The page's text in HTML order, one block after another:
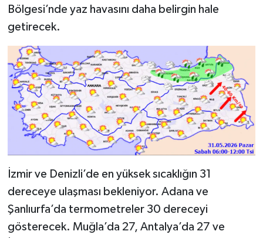
Bölgesi’nde yaz havasını daha belirgin hale
getirecek.
İzmir ve Denizli’de en yüksek sıcaklığın 31
dereceye ulaşması bekleniyor. Adana ve
Şanlıurfa’da termometreler 30 dereceyi
gösterecek. Muğla’da 27, Antalya’da 27 ve